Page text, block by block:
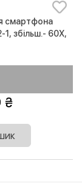
смартфона
збільш.- 60Х,